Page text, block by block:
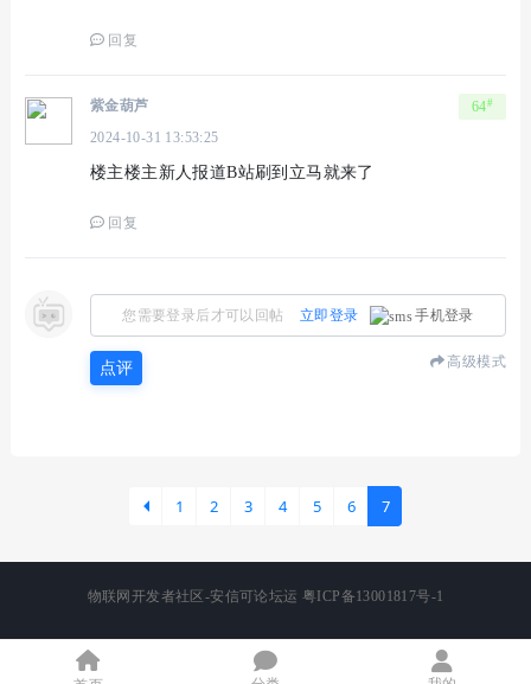
回复
64#
紫金葫芦
2024-10-31 13:53:25
楼主楼主新人报道B站刷到立马就来了
回复
您需要登录后才可以回帖 立即登录 手机登录
点评 高级模式
1 2 3 4 5 6 7
物联网开发者社区-安信可论坛运 粤ICP备13001817号-1